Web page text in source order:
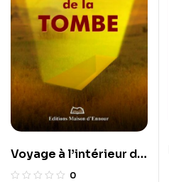
Voyage à l’intérieur de
la tombe 0